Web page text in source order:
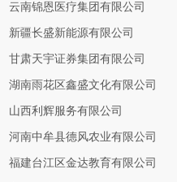
云南锦恩医疗集团有限公司
新疆长盛新能源有限公司
甘肃天宇证券集团有限公司
湖南雨花区鑫盛文化有限公司
山西利辉服务有限公司
河南中牟县德风农业有限公司
福建台江区金达教育有限公司